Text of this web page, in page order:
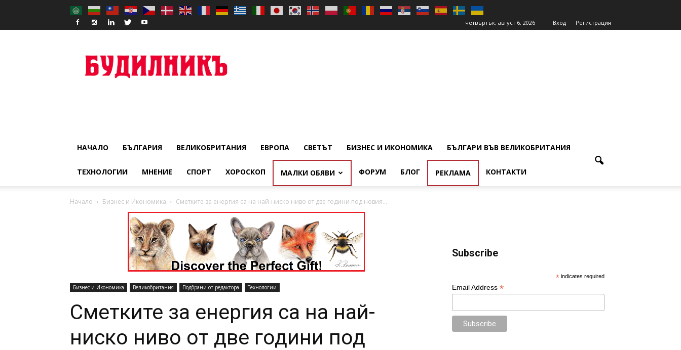
четвъртък, август 6, 2026 Вход Регистрация
НАЧАЛО БЪЛГАРИЯ ВЕЛИКОБРИТАНИЯ ЕВРОПА СВЕТЪТ БИЗНЕС И ИКОНОМИКА БЪЛГАРИ ВЪВ ВЕЛИКОБРИТАНИЯ
ТЕХНОЛОГИИ МНЕНИЕ СПОРТ ХОРОСКОП МАЛКИ ОБЯВИ ФОРУМ БЛОГ РЕКЛАМА КОНТАКТИ
Начало Бизнес и Икономика Сметките за енергия са на най-ниско ниво от две години под новия...
Бизнес и Икономика Великобритания Подбрани от редактора Технологии
Сметките за енергия са на най-
ниско ниво от две години под
Subscribe
* indicates required
Email Address *